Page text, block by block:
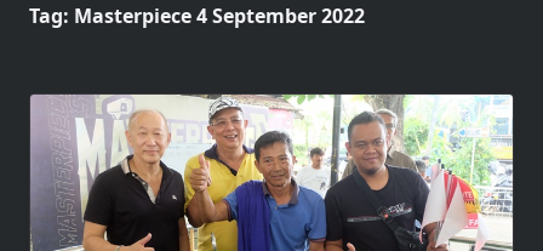
Tag: Masterpiece 4 September 2022